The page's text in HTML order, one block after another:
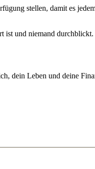
stellen, damit es
und niemand durchblickt.
dein Leben und deine